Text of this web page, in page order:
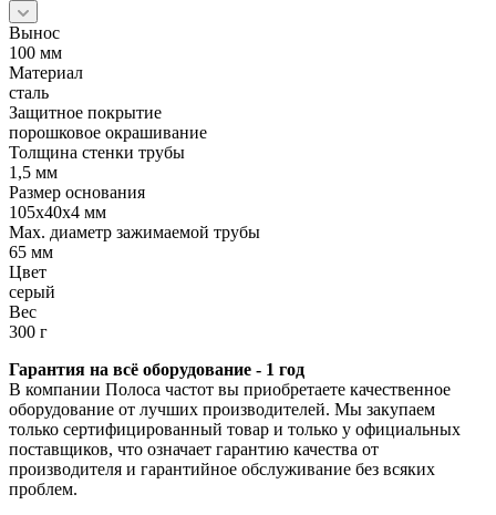
Вынос
100 мм
Материал
сталь
Защитное покрытие
порошковое окрашивание
Толщина стенки трубы
1,5 мм
Размер основания
105х40х4 мм
Max. диаметр зажимаемой трубы
65 мм
Цвет
серый
Вес
300 г
Гарантия на всё оборудование - 1 год
В компании Полоса частот вы приобретаете качественное
оборудование от лучших производителей. Мы закупаем
только сертифицированный товар и только у официальных
поставщиков, что означает гарантию качества от
производителя и гарантийное обслуживание без всяких
проблем.